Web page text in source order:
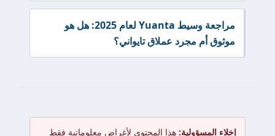
مراجعة وسيط Yuanta لعام 2025: هل هو
موثوق أم مجرد عملاق تايواني؟
إخلاء المسؤولية: هذا المحتوى لأغراض معلوماتية فقط